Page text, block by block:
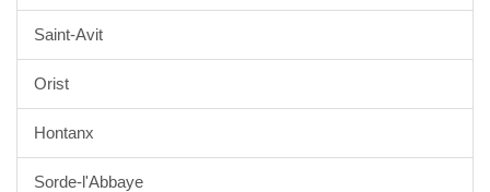
Saint-Avit
Orist
Hontanx
Sorde-l'Abbaye